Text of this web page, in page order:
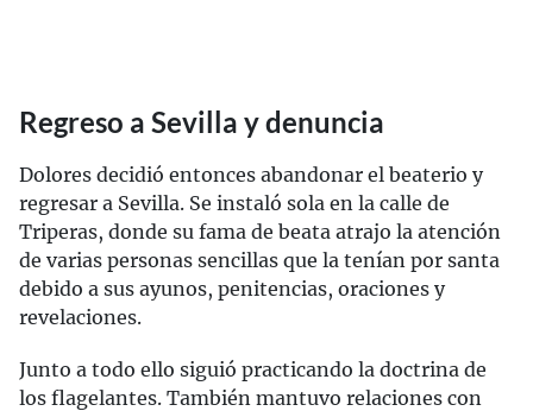
Regreso a Sevilla y denuncia
Dolores decidió entonces abandonar el beaterio y
regresar a Sevilla. Se instaló sola en la calle de
Triperas, donde su fama de beata atrajo la atención
de varias personas sencillas que la tenían por santa
debido a sus ayunos, penitencias, oraciones y
revelaciones.
Junto a todo ello siguió practicando la doctrina de
los flagelantes. También mantuvo relaciones con